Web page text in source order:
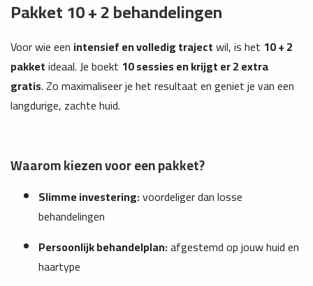
Pakket 10 + 2 behandelingen
Voor wie een intensief en volledig trajectwil, is het 10 + 2
pakketideaal. Je boekt 10 sessies en krijgt er 2 extra
gratis. Zo maximaliseer je het resultaat en geniet je van een
langdurige, zachte huid.
Waarom kiezen voor een pakket?
Slimme investering:voordeliger dan losse
behandelingen
Persoonlijk behandelplan:afgestemd op jouw huid en
haartype